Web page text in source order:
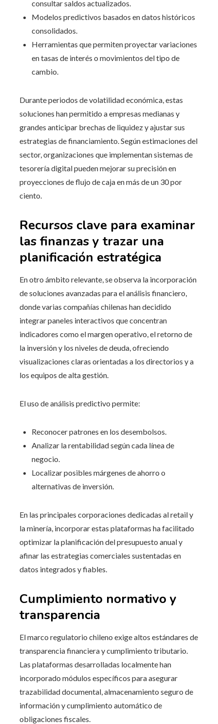
consultar saldos actualizados.
Modelos predictivos basados en datos históricos
consolidados.
Herramientas que permiten proyectar variaciones
en tasas de interés o movimientos del tipo de
cambio.
Durante periodos de volatilidad económica, estas
soluciones han permitido a empresas medianas y
grandes anticipar brechas de liquidez y ajustar sus
estrategias de financiamiento. Según estimaciones del
sector, organizaciones que implementan sistemas de
tesorería digital pueden mejorar su precisión en
proyecciones de flujo de caja en más de un 30 por
ciento.
Recursos clave para examinar
las finanzas y trazar una
planificación estratégica
En otro ámbito relevante, se observa la incorporación
de soluciones avanzadas para el análisis financiero,
donde varias compañías chilenas han decidido
integrar paneles interactivos que concentran
indicadores como el margen operativo, el retorno de
la inversión y los niveles de deuda, ofreciendo
visualizaciones claras orientadas a los directorios y a
los equipos de alta gestión.
El uso de análisis predictivo permite:
Reconocer patrones en los desembolsos.
Analizar la rentabilidad según cada línea de
negocio.
Localizar posibles márgenes de ahorro o
alternativas de inversión.
En las principales corporaciones dedicadas al retail y
la minería, incorporar estas plataformas ha facilitado
optimizar la planificación del presupuesto anual y
afinar las estrategias comerciales sustentadas en
datos integrados y fiables.
Cumplimiento normativo y
transparencia
El marco regulatorio chileno exige altos estándares de
transparencia financiera y cumplimiento tributario.
Las plataformas desarrolladas localmente han
incorporado módulos específicos para asegurar
trazabilidad documental, almacenamiento seguro de
información y cumplimiento automático de
obligaciones fiscales.